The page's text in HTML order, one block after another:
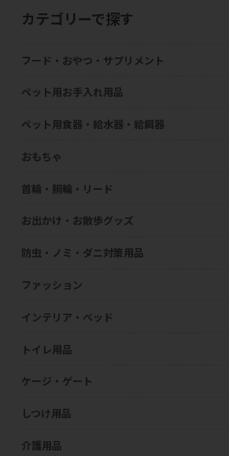
カテゴリーで探す
フード・おやつ・サプリメント
ペット用お手入れ用品
ペット用食器・給水器・給餌器
おもちゃ
首輪・胴輪・リード
お出かけ・お散歩グッズ
防虫・ノミ・ダニ対策用品
ファッション
インテリア・ベッド
トイレ用品
ケージ・ゲート
しつけ用品
介護用品